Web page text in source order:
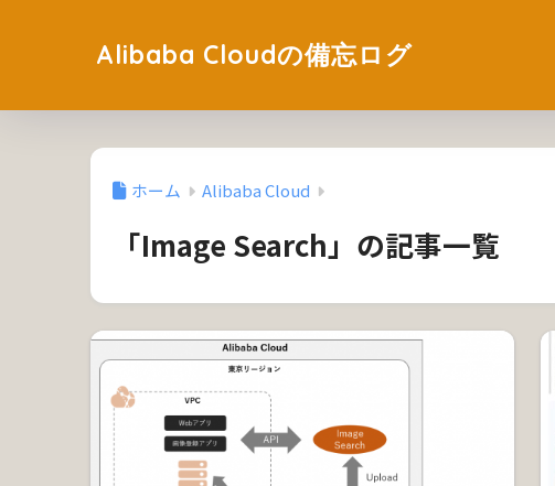
Alibaba Cloudの備忘ログ
ホーム Alibaba Cloud
「Image Search」の記事一覧